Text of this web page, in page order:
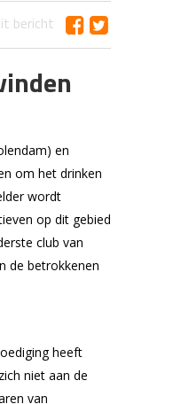
bericht
en
om het drinken
wordt
op dit gebied
club van
de betrokkenen
heeft
niet aan de
van